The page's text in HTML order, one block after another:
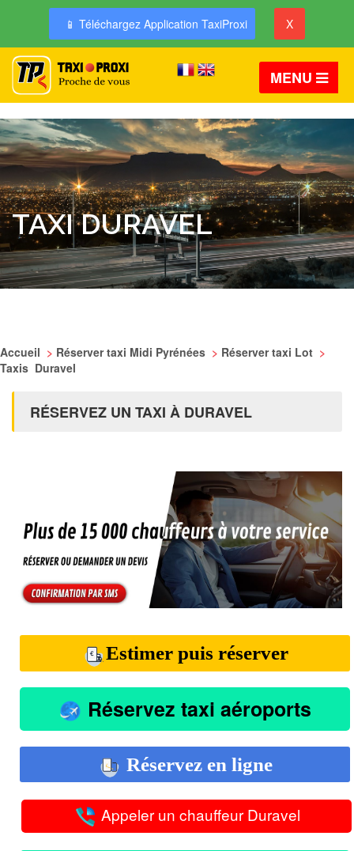
📱 Téléchargez Application TaxiProxi X
MENU
TAXI DURAVEL
Accueil > Réserver taxi Midi Pyrénées > Réserver taxi Lot >
Taxis Duravel
RÉSERVEZ UN TAXI À DURAVEL
Estimer puis réserver
Réservez taxi aéroports
Réservez en ligne
Appeler un chauffeur Duravel